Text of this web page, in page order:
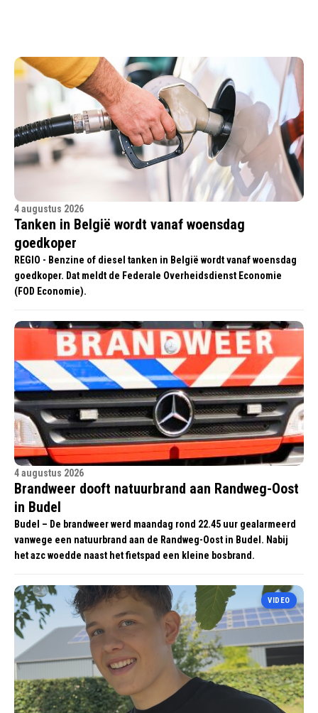
4 augustus 2026
Tanken in België wordt vanaf woensdag
goedkoper
REGIO - Benzine of diesel tanken in België wordt vanaf woensdag
goedkoper. Dat meldt de Federale Overheidsdienst Economie
(FOD Economie).
4 augustus 2026
Brandweer dooft natuurbrand aan Randweg-Oost
in Budel
Budel – De brandweer werd maandag rond 22.45 uur gealarmeerd
vanwege een natuurbrand aan de Randweg-Oost in Budel. Nabij
het azc woedde naast het fietspad een kleine bosbrand.
VIDEO